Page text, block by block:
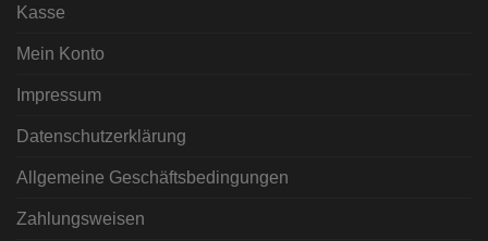
Kasse
Mein Konto
Impressum
Datenschutzerklärung
Allgemeine Geschäftsbedingungen
Zahlungsweisen